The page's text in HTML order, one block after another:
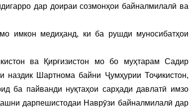
дар доираи созмонҳои байналмилалӣ ва
имкон медиҳанд, ки ба рушди муносибатҳои
ва Қирғизистон мо бо муҳтарам Садир
Шартнома байни Ҷумҳурии Тоҷикистон,
ба пайванди нуқтаҳои сарҳади давлатӣ имзо
дарпешистодаи Наврӯзи байналмилалӣ дар